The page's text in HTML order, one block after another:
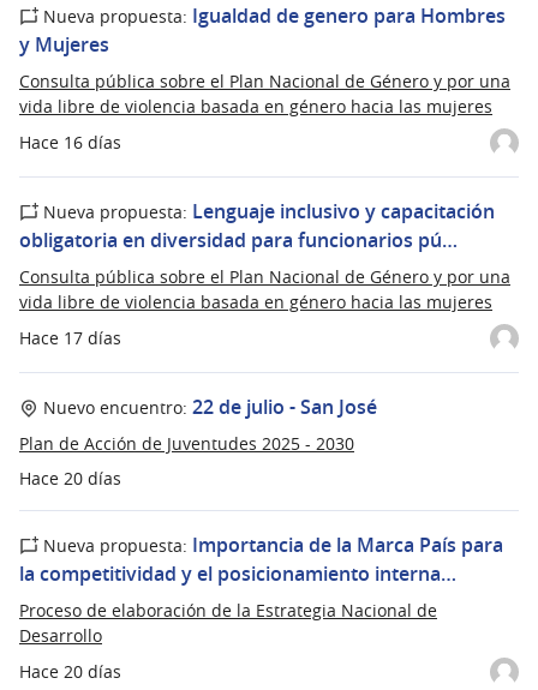
Hace 16 días
Nueva propuesta: Igualdad de genero para Hombres
y Mujeres
Consulta pública sobre el Plan Nacional de Género y por una
vida libre de violencia basada en género hacia las mujeres
Hace 17 días
Nueva propuesta: Lenguaje inclusivo y capacitación
obligatoria en diversidad para funcionarios pú…
Consulta pública sobre el Plan Nacional de Género y por una
vida libre de violencia basada en género hacia las mujeres
Hace 20 días
Nuevo encuentro: 22 de julio - San José
Plan de Acción de Juventudes 2025 - 2030
Hace 20 días
Nueva propuesta: Importancia de la Marca País para
la competitividad y el posicionamiento interna…
Proceso de elaboración de la Estrategia Nacional de
Desarrollo